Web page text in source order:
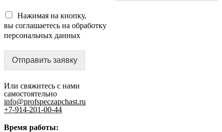
Нажимая на кнопку,
вы соглашаетесь на обработку
персональных данных
Отправить заявку
Или свяжитесь с нами
самостоятельно
info@profspeczapchast.ru
+7-914-201-00-44
Время работы: